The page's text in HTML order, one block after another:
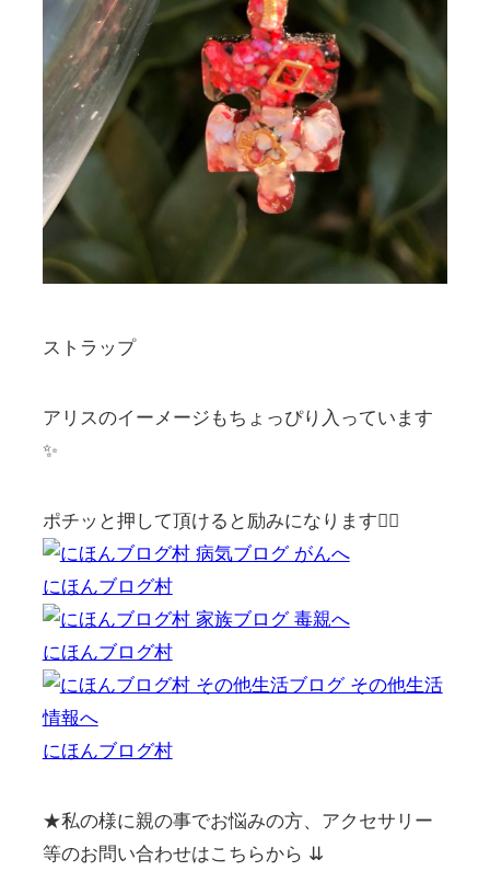
ストラップ
アリスのイーメージもちょっぴり入っています
✨
ポチッと押して頂けると励みになります🙇‍♀️
にほんブログ村
にほんブログ村
にほんブログ村
★私の様に親の事でお悩みの方、アクセサリー
等のお問い合わせはこちらから ⇊